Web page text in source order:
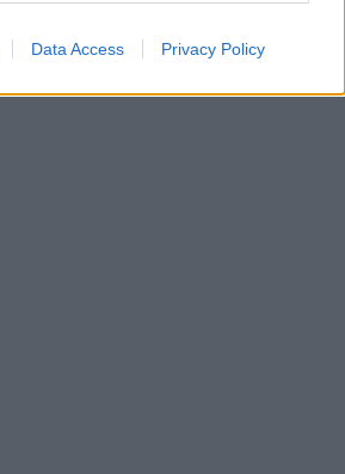
Data Access Privacy Policy